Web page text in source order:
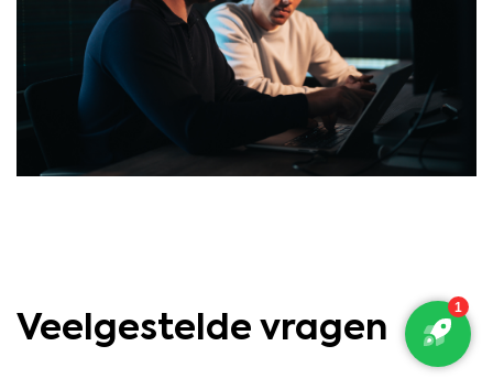
Veelgestelde vragen